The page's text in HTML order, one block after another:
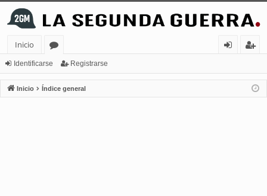
Inicio
or
os
nt
ifi
ist
ra
Identificarse Registrarse
Inicio Índice general